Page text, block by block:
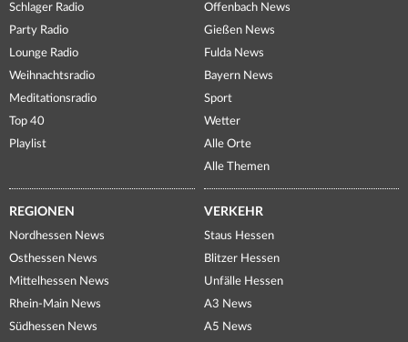
Schlager Radio
Party Radio
Lounge Radio
Weihnachtsradio
Meditationsradio
Top 40
Playlist
Offenbach News
Gießen News
Fulda News
Bayern News
Sport
Wetter
Alle Orte
Alle Themen
REGIONEN
Nordhessen News
Osthessen News
Mittelhessen News
Rhein-Main News
Südhessen News
VERKEHR
Staus Hessen
Blitzer Hessen
Unfälle Hessen
A3 News
A5 News